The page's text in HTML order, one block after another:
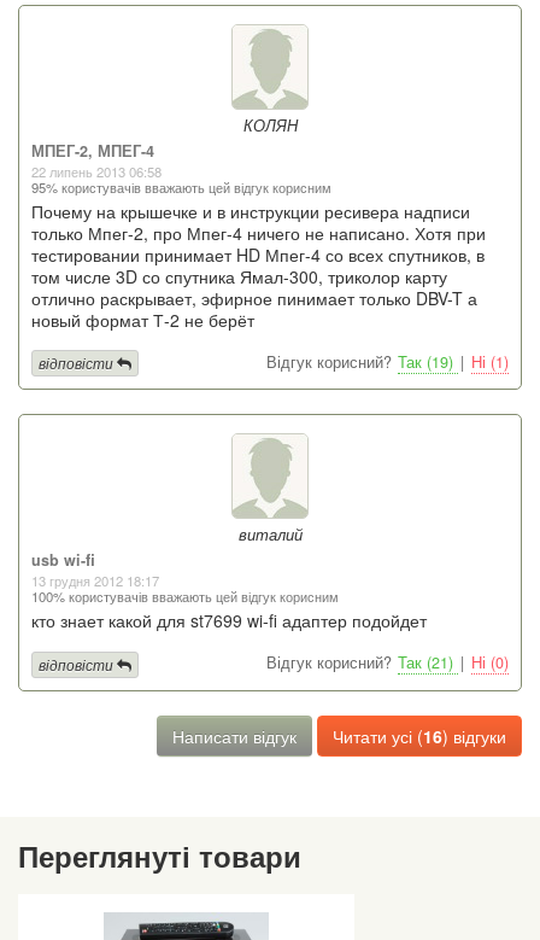
КОЛЯН
МПЕГ-2, МПЕГ-4
22 липень 2013 06:58
95% користувачів вважають цей відгук корисним
Почему на крышечке и в инструкции ресивера надписи
только Мпег-2, про Мпег-4 ничего не написано. Хотя при
тестировании принимает HD Мпег-4 со всех спутников, в
том числе 3D со спутника Ямал-300, триколор карту
отлично раскрывает, эфирное пинимает только DBV-T а
новый формат Т-2 не берёт
Відгук корисний? Так (19) | Ні (1)
відповісти
виталий
usb wi-fi
13 грудня 2012 18:17
100% користувачів вважають цей відгук корисним
кто знает какой для st7699 wi-fi адаптер подойдет
Відгук корисний? Так (21) | Ні (0)
відповісти
Написати відгук Читати усі (16) відгуки
Переглянуті товари